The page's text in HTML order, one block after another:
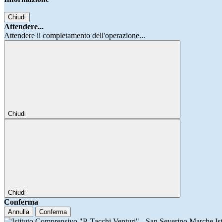
Chiudi
Attendere...
Attendere il completamento dell'operazione...
Chiudi
Chiudi
Conferma
Annulla Conferma